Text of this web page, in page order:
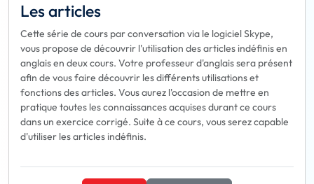
Les articles
Cette série de cours par conversation via le logiciel Skype,
vous propose de découvrir l'utilisation des articles indéfinis en
anglais en deux cours. Votre professeur d'anglais sera présent
afin de vous faire découvrir les différents utilisations et
fonctions des articles. Vous aurez l'occasion de mettre en
pratique toutes les connaissances acquises durant ce cours
dans un exercice corrigé. Suite à ce cours, vous serez capable
d'utiliser les articles indéfinis.